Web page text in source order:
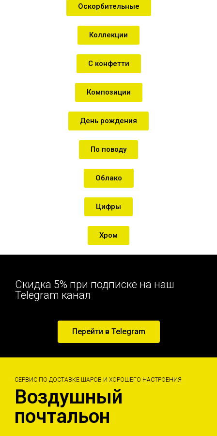
Оскорбительные
Коллекции
С конфетти
Композиции
День рождения
По поводу
Облако
Цифры
Хром
Скидка 5% при подписке на наш
Telegram канал
Перейти в Telegram
СЕРВИС ПО ДОСТАВКЕ ШАРОВ И ХОРОШЕГО НАСТРОЕНИЯ
Воздушный
почтальон